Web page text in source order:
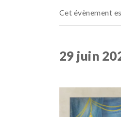
Cet évènement
29 juin